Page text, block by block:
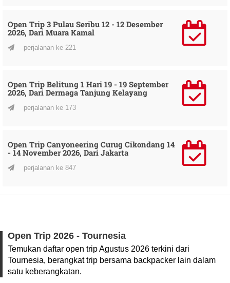
Open Trip 3 Pulau Seribu 12 - 12 Desember
2026, Dari Muara Kamal
perjalanan ke 221
Open Trip Belitung 1 Hari 19 - 19 September
2026, Dari Dermaga Tanjung Kelayang
perjalanan ke 173
Open Trip Canyoneering Curug Cikondang 14
- 14 November 2026, Dari Jakarta
perjalanan ke 847
Open Trip 2026 - Tournesia
Temukan daftar open trip Agustus 2026 terkini dari
Tournesia, berangkat trip bersama backpacker lain dalam
satu keberangkatan.